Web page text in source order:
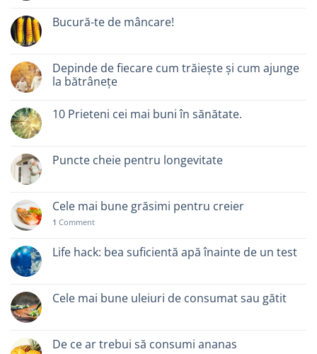
Bucură-te de mâncare!
Depinde de fiecare cum trăiește și cum ajunge
la bătrânețe
10 Prieteni cei mai buni în sănătate.
Puncte cheie pentru longevitate
Cele mai bune grăsimi pentru creier
1 Comment
Life hack: bea suficientă apă înainte de un test
Cele mai bune uleiuri de consumat sau gătit
De ce ar trebui să consumi ananas